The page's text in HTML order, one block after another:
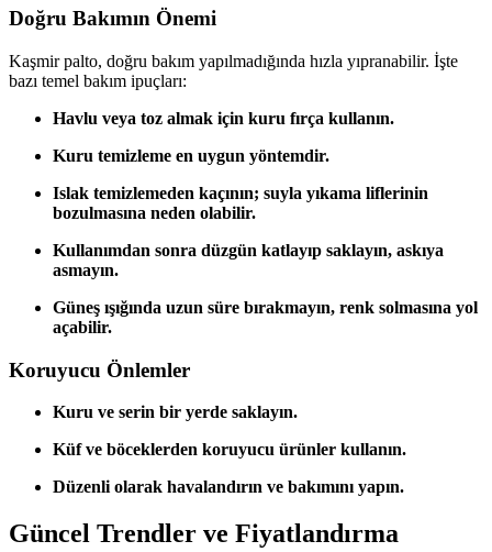
Doğru Bakımın Önemi
Kaşmir palto, doğru bakım yapılmadığında hızla yıpranabilir. İşte
bazı temel bakım ipuçları:
Havlu veya toz almak için kuru fırça kullanın.
Kuru temizleme en uygun yöntemdir.
Islak temizlemeden kaçının; suyla yıkama liflerinin
bozulmasına neden olabilir.
Kullanımdan sonra düzgün katlayıp saklayın, askıya
asmayın.
Güneş ışığında uzun süre bırakmayın, renk solmasına yol
açabilir.
Koruyucu Önlemler
Kuru ve serin bir yerde saklayın.
Küf ve böceklerden koruyucu ürünler kullanın.
Düzenli olarak havalandırın ve bakımını yapın.
Güncel Trendler ve Fiyatlandırma